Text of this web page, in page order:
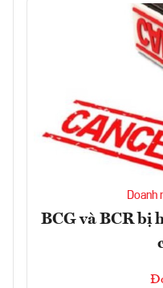
Doanh
BCG và BCR bị